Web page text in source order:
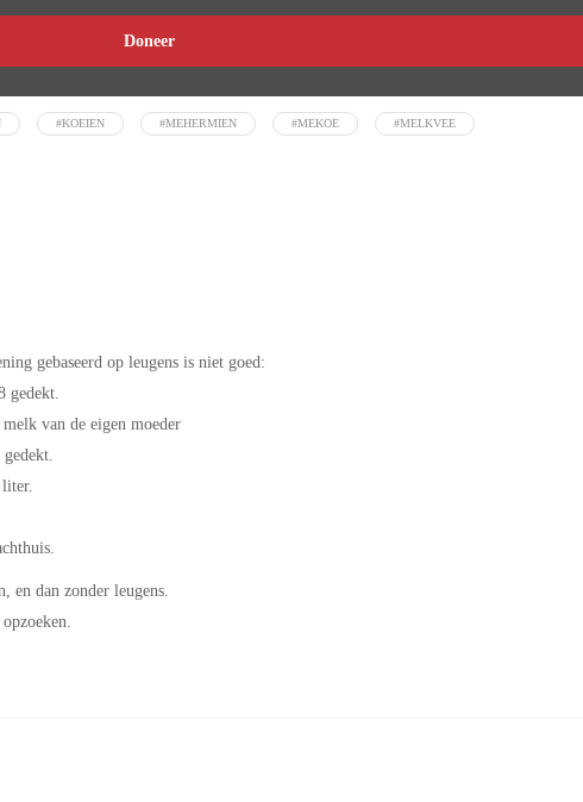
Doneer
#KOEIEN #MEHERMIEN #MEKOE #MELKVEE
gebaseerd op leugens is niet goed:
gedekt.
van de eigen moeder
en dan zonder leugens.